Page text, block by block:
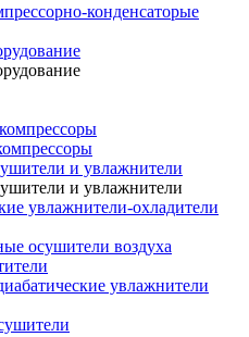
конденсаторые
и увлажнители
и увлажнители
увлажнители-охладители
осушители воздуха
увлажнители